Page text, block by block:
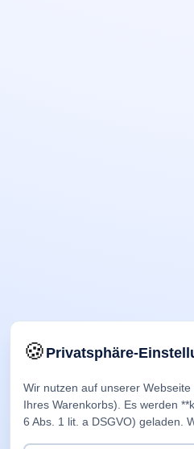
🍪Privatsphäre-
Wir nutzen auf unserer
Ihres Warenkorbs). Es werden
6 Abs. 1 lit. a DSGVO) geladen.